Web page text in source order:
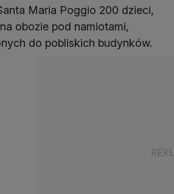
Maria Poggio 200 dzieci,
obozie pod namiotami,
do pobliskich budynków.